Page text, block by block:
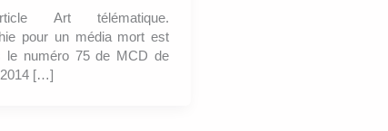
Art télématique.
pour un média mort est
le numéro 75 de MCD de
2014 […]